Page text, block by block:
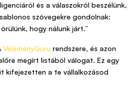
és a válaszokról beszélünk,
szövegekre gondolnak:
hogy nálunk járt.”
VéleményGuru rendszere, és azon
megírt listából válogat. Ez egy
kifejezetten a te vállalkozásod